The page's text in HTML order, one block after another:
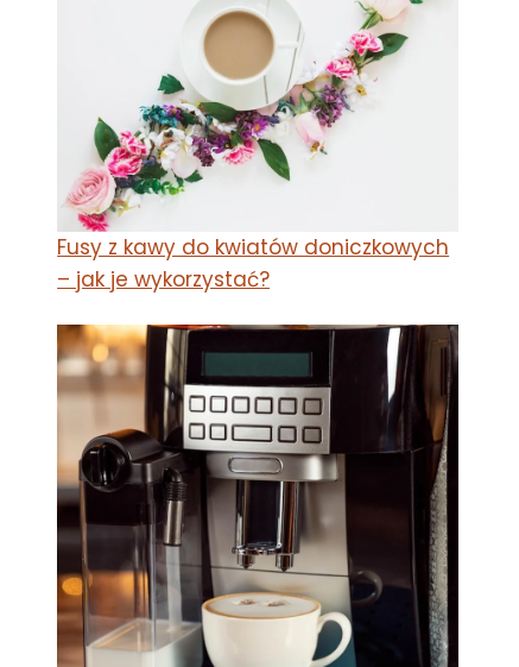
Fusy z kawy do kwiatów doniczkowych
– jak je wykorzystać?